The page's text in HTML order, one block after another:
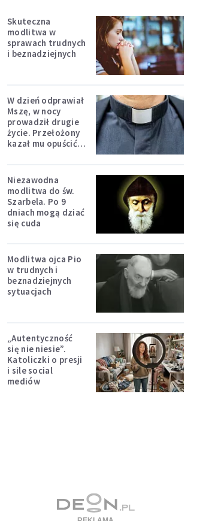
Skuteczna
modlitwa w
sprawach trudnych
i beznadziejnych
W dzień odprawiał
Mszę, w nocy
prowadził drugie
życie. Przełożony
kazał mu opuścić
Niezawodna
modlitwa do św.
Szarbela. Po 9
dniach mogą dziać
się cuda
Modlitwa ojca Pio
w trudnych i
beznadziejnych
sytuacjach
„Autentyczność
się nie niesie”.
Katoliczki o presji
i sile social
mediów